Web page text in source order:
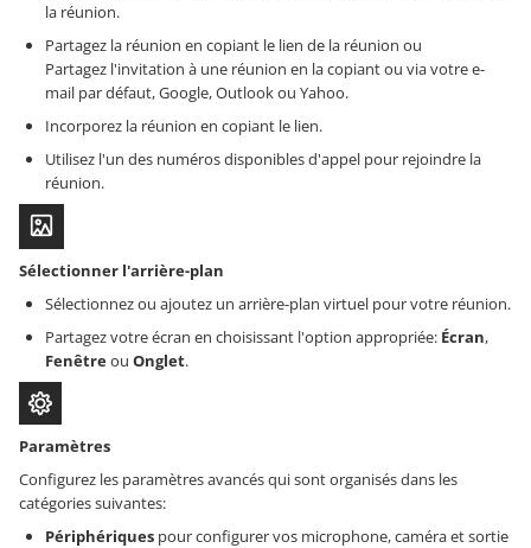
la réunion.
Partagez la réunion en copiant le lien de la réunion ou
Partagez l'invitation à une réunion en la copiant ou via votre e-
mail par défaut, Google, Outlook ou Yahoo.
Incorporez la réunion en copiant le lien.
Utilisez l'un des numéros disponibles d'appel pour rejoindre la
réunion.
Sélectionner l'arrière-plan
Sélectionnez ou ajoutez un arrière-plan virtuel pour votre réunion.
Partagez votre écran en choisissant l'option appropriée: Écran,
Fenêtreou Onglet.
Paramètres
Configurez les paramètres avancés qui sont organisés dans les
catégories suivantes:
Périphériques pour configurer vos microphone, caméra et sortie